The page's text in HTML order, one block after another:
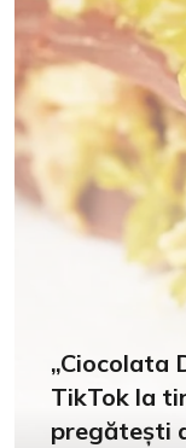
„Ciocolata
TikTok la
pregătești